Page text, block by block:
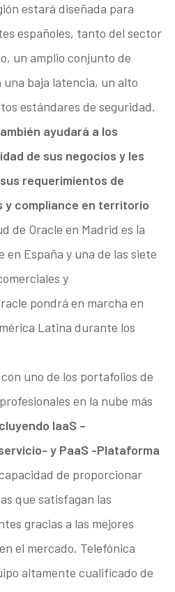
estará diseñada para
españoles, tanto del sector
un amplio conjunto de
baja latencia, un alto
estándares de seguridad.
ayudará a los
de sus negocios y les
requerimientos de
y compliance en territorio
de Oracle en Madrid es la
en España y una de las siete
y
pondrá en marcha en
Latina durante los
uno de los portafolios de
en la nube más
IaaS –
y PaaS -Plataforma
de proporcionar
que satisfagan las
gracias a las mejores
el mercado. Telefónica
altamente cualificado de